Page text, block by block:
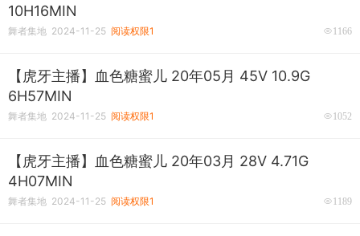
10H16MIN
舞者集地 2024-11-25 阅读权限1 1166
【虎牙主播】血色糖蜜儿 20年05月 45V 10.9G
6H57MIN
舞者集地 2024-11-25 阅读权限1 1052
【虎牙主播】血色糖蜜儿 20年03月 28V 4.71G
4H07MIN
舞者集地 2024-11-25 阅读权限1 1189